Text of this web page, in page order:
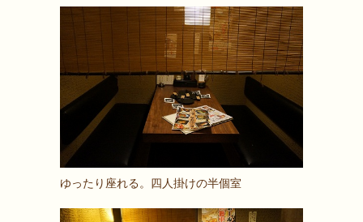
ゆったり座れる。四人掛けの半個室